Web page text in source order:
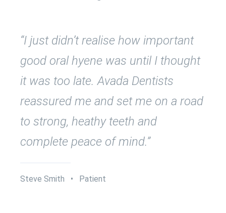
“I just didn’t realise how important
good oral hyene was until I thought
it was too late. Avada Dentists
reassured me and set me on a road
to strong, heathy teeth and
complete peace of mind.”
Steve Smith • Patient